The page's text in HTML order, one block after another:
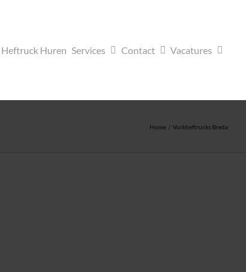
Heftruck Huren Services Contact Vacatures
Home Vorkheftrucks Breda